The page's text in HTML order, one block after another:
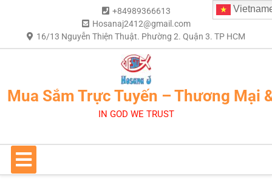
+84989366613
Hosanaj2412@gmail.com
16/13 Nguyễn Thiện Thuật. Phường 2. Quận 3. TP HCM
Mua Sắm Trực Tuyến – Thương Mại
IN GOD WE TRUST